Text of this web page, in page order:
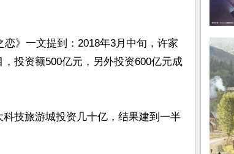
》一文提到：2018年3月中旬，许家
投资额500亿元，另外投资600亿元成
技旅游城投资几十亿，结果建到一半